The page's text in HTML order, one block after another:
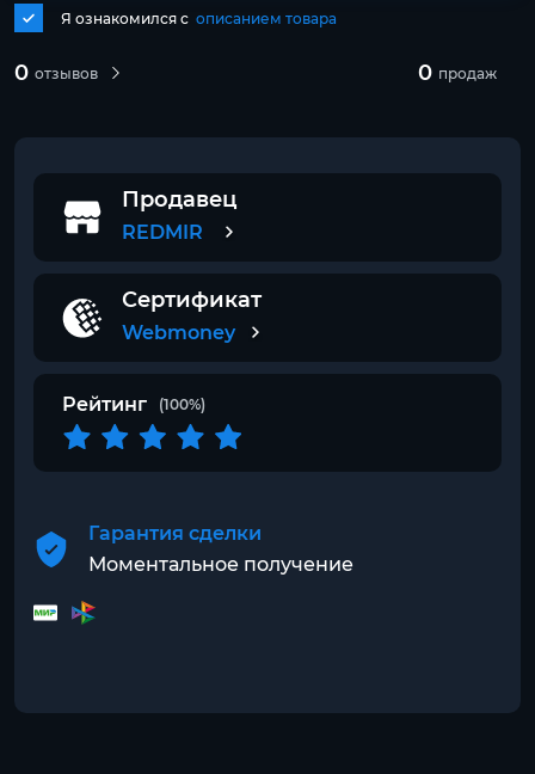
0 отзывов 0 продаж
Я ознакомился с описанием товара
Продавец
REDMIR
Сертификат
Webmoney
Рейтинг (100%)
Гарантия сделки
Моментальное получение